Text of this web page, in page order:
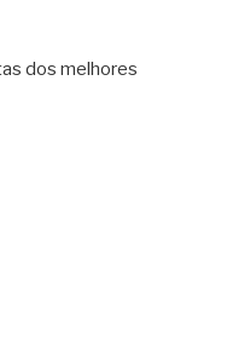
dos melhores